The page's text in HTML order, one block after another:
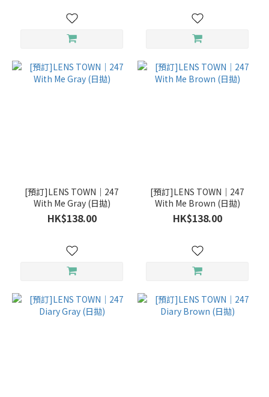
[預訂]LENS TOWN｜247
With Me Gray (日拋)
HK$138.00
[預訂]LENS TOWN｜247
With Me Brown (日拋)
HK$138.00